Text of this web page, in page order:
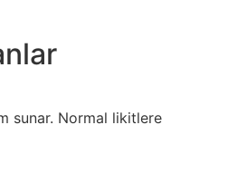
sunar. Normal likitlere